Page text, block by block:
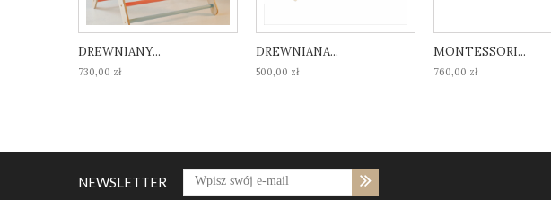
DREWNIANY...
730,00 zł
DREWNIANA...
500,00 zł
MONTESSORI...
760,00 zł
NEWSLETTER